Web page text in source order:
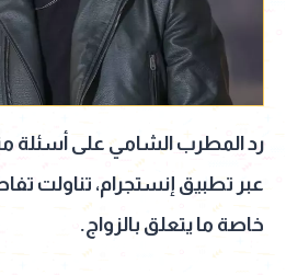
رد المطرب الشامي على أسئلة
عبر تطبيق إنستجرام، تناولت
خاصة ما يتعلق بالزواج.